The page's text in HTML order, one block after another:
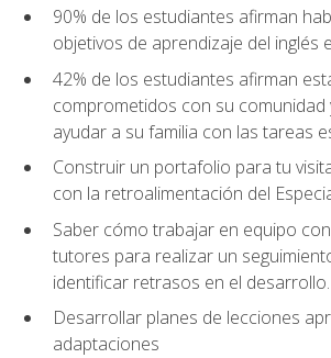
90% de los estudiantes afirman
objetivos de aprendizaje del inglés
42% de los estudiantes afirman
comprometidos con su comunidad
ayudar a su familia con las tareas
Construir un portafolio para tu
con la retroalimentación del
Saber cómo trabajar en equipo
tutores para realizar un
identificar retrasos en el desarrollo.
Desarrollar planes de lecciones
adaptaciones